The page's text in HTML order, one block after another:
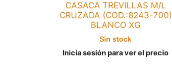
CASACA TREVILLAS M/L
CRUZADA (COD.:8243-700)
BLANCO XG
Sin stock
Inicia sesión para ver el precio